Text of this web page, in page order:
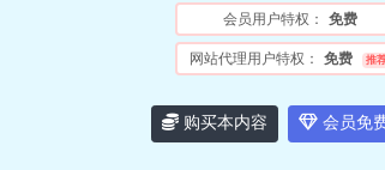
会员用户特权： 免费
网站代理用户特权： 免费 推
购买本内容 会员免